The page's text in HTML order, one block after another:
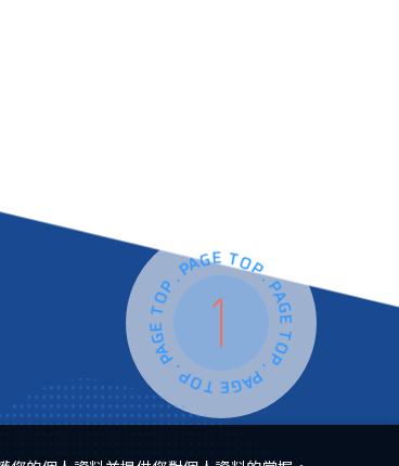
PAGE TOP . PAGE TOP . PAGE TOP . PAGE TOP .